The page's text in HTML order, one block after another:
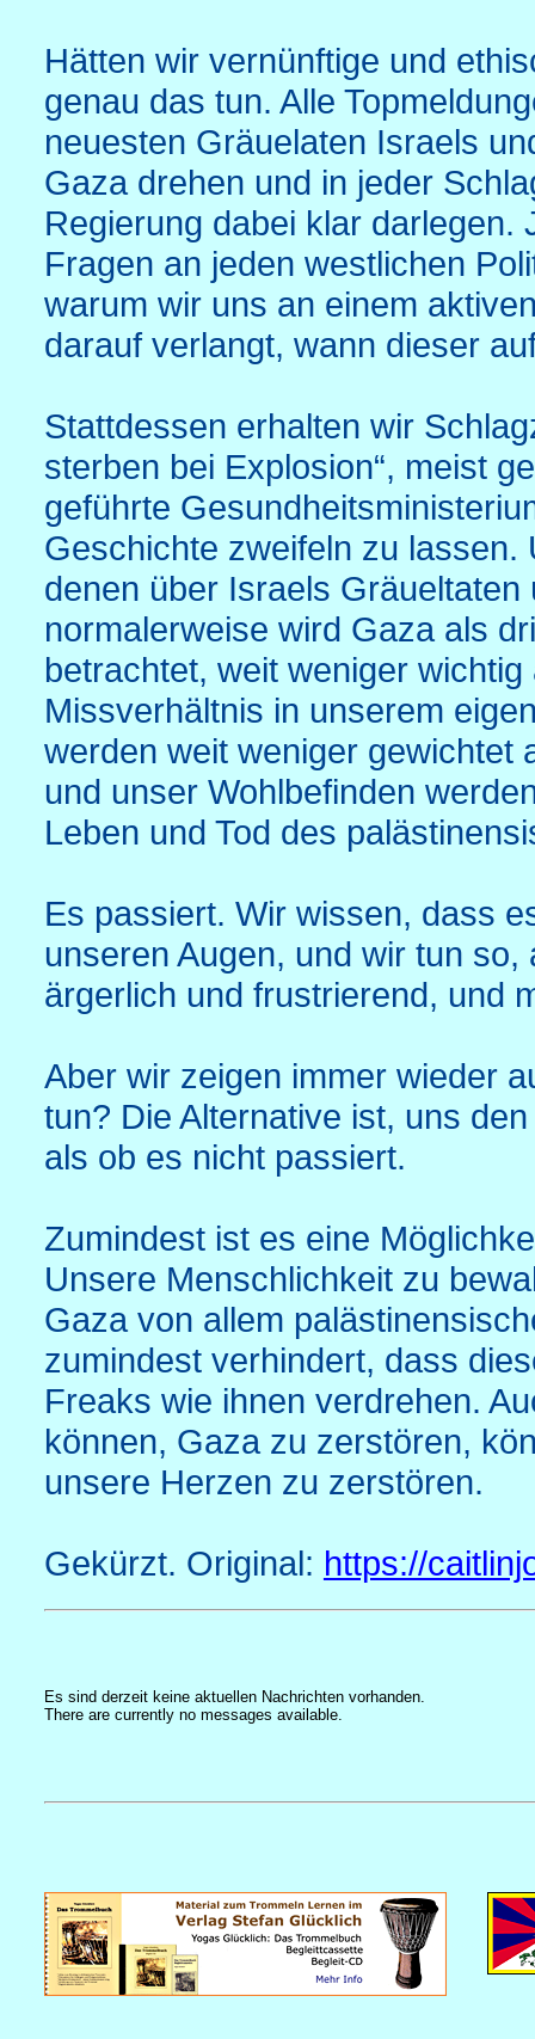
Hätten wir vernünftige und
genau das tun. Alle
neuesten Gräuelaten Israels
Gaza drehen und in jeder
Regierung dabei klar
Fragen an jeden westlichen
warum wir uns an einem
darauf verlangt, wann dieser
Stattdessen erhalten wir
sterben bei Explosion“, meist
geführte
Geschichte zweifeln zu
denen über Israels
normalerweise wird Gaza als
betrachtet, weit weniger
Missverhältnis in unserem
werden weit weniger gewichtet
und unser Wohlbefinden
Leben und Tod des
Es passiert. Wir wissen, dass
unseren Augen, und wir tun
ärgerlich und frustrierend, und
Aber wir zeigen immer wieder
tun? Die Alternative ist, uns
als ob es nicht passiert.
Zumindest ist es eine
Unsere Menschlichkeit zu
Gaza von allem
zumindest verhindert, dass
Freaks wie ihnen verdrehen.
können, Gaza zu zerstören,
unsere Herzen zu zerstören.
Gekürzt. Original: https://
Es sind derzeit keine aktuellen Nachrichten vorhanden.
There are currently no messages available.